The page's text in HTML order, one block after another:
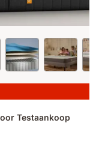
Testaankoop